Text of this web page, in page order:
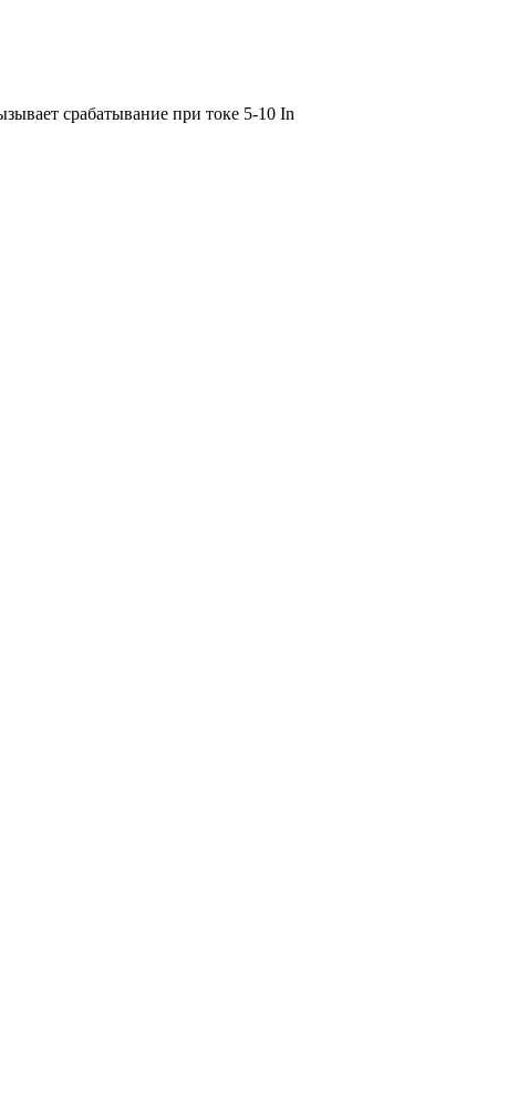
срабатывание при токе 5-10 In